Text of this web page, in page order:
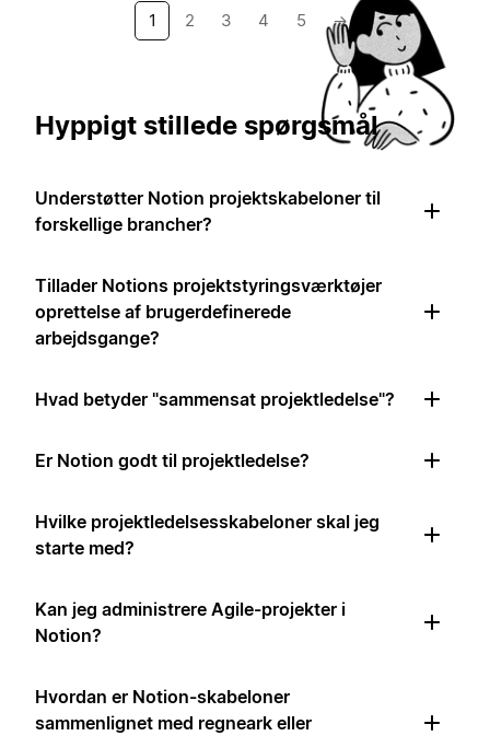
1 2 3 4 5 →
Hyppigt stillede spørgsmål
Understøtter Notion projektskabeloner til
forskellige brancher?
Tillader Notions projektstyringsværktøjer
oprettelse af brugerdefinerede
arbejdsgange?
Hvad betyder "sammensat projektledelse"?
Er Notion godt til projektledelse?
Hvilke projektledelsesskabeloner skal jeg
starte med?
Kan jeg administrere Agile-projekter i
Notion?
Hvordan er Notion-skabeloner
sammenlignet med regneark eller